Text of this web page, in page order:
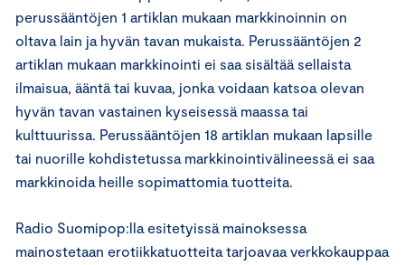
perussääntöjen 1 artiklan mukaan markkinoinnin on
oltava lain ja hyvän tavan mukaista. Perussääntöjen 2
artiklan mukaan markkinointi ei saa sisältää sellaista
ilmaisua, ääntä tai kuvaa, jonka voidaan katsoa olevan
hyvän tavan vastainen kyseisessä maassa tai
kulttuurissa. Perussääntöjen 18 artiklan mukaan lapsille
tai nuorille kohdistetussa markkinointivälineessä ei saa
markkinoida heille sopimattomia tuotteita.
Radio Suomipop:lla esitetyissä mainoksessa
mainostetaan erotiikkatuotteita tarjoavaa verkkokauppaa